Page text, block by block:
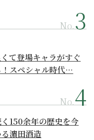
No.
て登場キャラがすぐ
スペシャル時代…
No.
150余年の歴史を今
濵田酒造